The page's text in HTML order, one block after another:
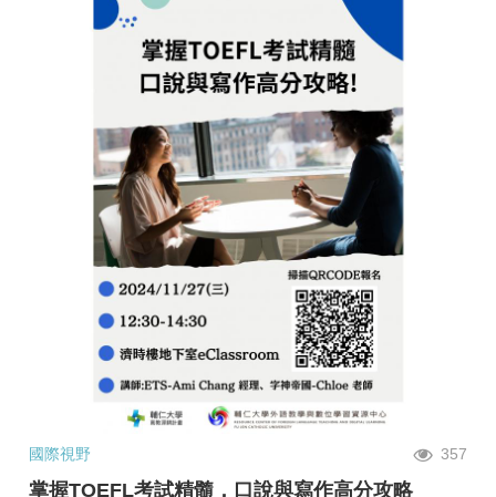
國際視野 357
掌握TOEFL考試精髓，口說與寫作高分攻略